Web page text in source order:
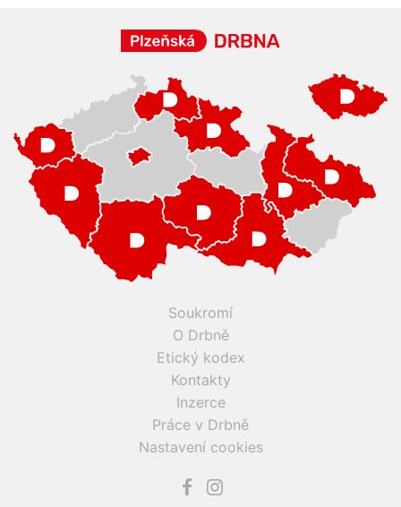
Soukromí
O Drbně
Etický kodex
Kontakty
Inzerce
Práce v Drbně
Nastavení cookies